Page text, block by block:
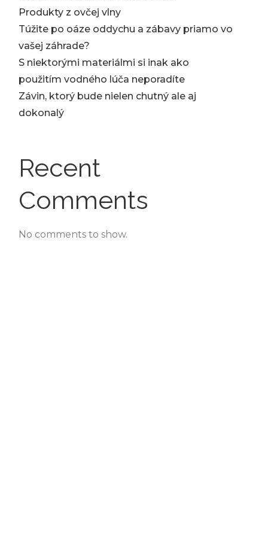
Produkty z ovčej vlny
Túžite po oáze oddychu a zábavy priamo vo
vašej záhrade?
S niektorými materiálmi si inak ako
použitím vodného lúča neporadíte
Závin, ktorý bude nielen chutný ale aj
dokonalý
Recent
Comments
No comments to show.